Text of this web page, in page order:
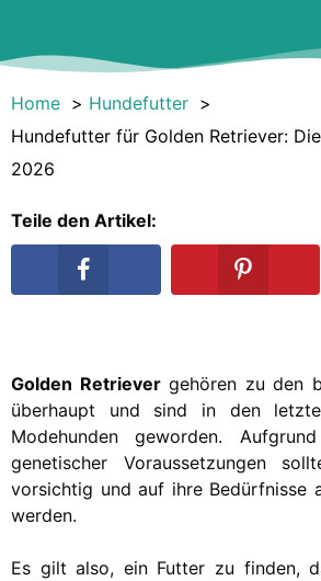
Home
Hundefutter
Hundefutter für Golden Retriever:
2026
Teile den Artikel:
Golden Retrievergehören zu den
überhaupt und sind in den
Modehunden geworden.
genetischer Voraussetzungen
vorsichtig und auf ihre Bedürfnisse
werden.
Es gilt also, ein Futter zu finden,